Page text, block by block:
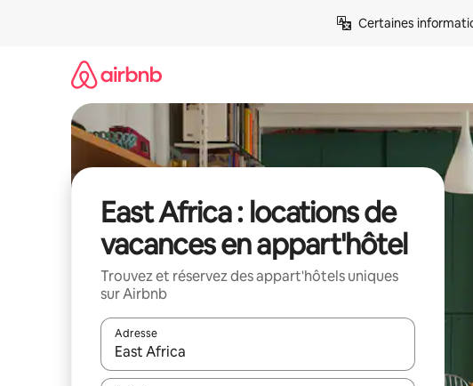
Certaines
East Africa : locations de
vacances en appart'hôtel
Trouvez et réservez des appart'hôtels uniques
sur Airbnb
Adresse
Lorsque les résultats s'affichent, utilisez les flèches vers le